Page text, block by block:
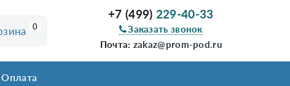
0
+7 (499) 229-40-33
Заказать звонок
Почта: zakaz@prom-pod.ru
Оплата